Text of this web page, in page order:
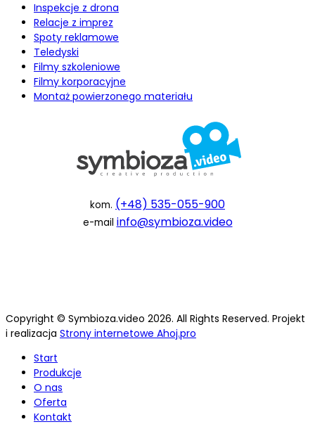
Inspekcje z drona
Relacje z imprez
Spoty reklamowe
Teledyski
Filmy szkoleniowe
Filmy korporacyjne
Montaż powierzonego materiału
kom. (+48) 535-055-900
e-mail info@symbioza.video
Copyright © Symbioza.video 2026. All Rights Reserved. Projekt
i realizacja Strony internetowe Ahoj.pro
Start
Produkcje
O nas
Oferta
Kontakt